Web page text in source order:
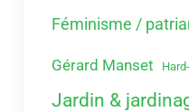
Féminisme /
Gérard Manset
Jardin &